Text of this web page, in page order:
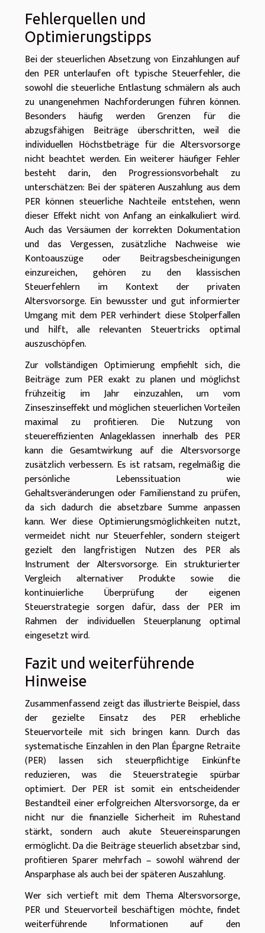
Fehlerquellen und
Optimierungstipps
Bei der steuerlichen Absetzung von Einzahlungen auf
den PER unterlaufen oft typische Steuerfehler, die
sowohl die steuerliche Entlastung schmälern als auch
zu unangenehmen Nachforderungen führen können.
Besonders häufig werden Grenzen für die
abzugsfähigen Beiträge überschritten, weil die
individuellen Höchstbeträge für die Altersvorsorge
nicht beachtet werden. Ein weiterer häufiger Fehler
besteht darin, den Progressionsvorbehalt zu
unterschätzen: Bei der späteren Auszahlung aus dem
PER können steuerliche Nachteile entstehen, wenn
dieser Effekt nicht von Anfang an einkalkuliert wird.
Auch das Versäumen der korrekten Dokumentation
und das Vergessen, zusätzliche Nachweise wie
Kontoauszüge oder Beitragsbescheinigungen
einzureichen, gehören zu den klassischen
Steuerfehlern im Kontext der privaten
Altersvorsorge. Ein bewusster und gut informierter
Umgang mit dem PER verhindert diese Stolperfallen
und hilft, alle relevanten Steuertricks optimal
auszuschöpfen.
Zur vollständigen Optimierung empfiehlt sich, die
Beiträge zum PER exakt zu planen und möglichst
frühzeitig im Jahr einzuzahlen, um vom
Zinseszinseffekt und möglichen steuerlichen Vorteilen
maximal zu profitieren. Die Nutzung von
steuereffizienten Anlageklassen innerhalb des PER
kann die Gesamtwirkung auf die Altersvorsorge
zusätzlich verbessern. Es ist ratsam, regelmäßig die
persönliche Lebenssituation wie
Gehaltsveränderungen oder Familienstand zu prüfen,
da sich dadurch die absetzbare Summe anpassen
kann. Wer diese Optimierungsmöglichkeiten nutzt,
vermeidet nicht nur Steuerfehler, sondern steigert
gezielt den langfristigen Nutzen des PER als
Instrument der Altersvorsorge. Ein strukturierter
Vergleich alternativer Produkte sowie die
kontinuierliche Überprüfung der eigenen
Steuerstrategie sorgen dafür, dass der PER im
Rahmen der individuellen Steuerplanung optimal
eingesetzt wird.
Fazit und weiterführende
Hinweise
Zusammenfassend zeigt das illustrierte Beispiel, dass
der gezielte Einsatz des PER erhebliche
Steuervorteile mit sich bringen kann. Durch das
systematische Einzahlen in den Plan Épargne Retraite
(PER) lassen sich steuerpflichtige Einkünfte
reduzieren, was die Steuerstrategie spürbar
optimiert. Der PER ist somit ein entscheidender
Bestandteil einer erfolgreichen Altersvorsorge, da er
nicht nur die finanzielle Sicherheit im Ruhestand
stärkt, sondern auch akute Steuereinsparungen
ermöglicht. Da die Beiträge steuerlich absetzbar sind,
profitieren Sparer mehrfach – sowohl während der
Ansparphase als auch bei der späteren Auszahlung.
Wer sich vertieft mit dem Thema Altersvorsorge,
PER und Steuervorteil beschäftigen möchte, findet
weiterführende Informationen auf den